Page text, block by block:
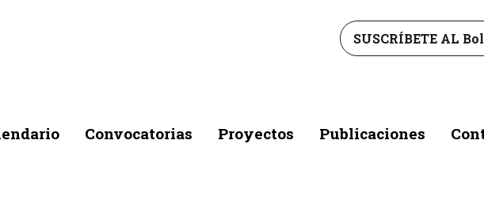
SUSCRÍBETE AL
Convocatorias Proyectos Publicaciones